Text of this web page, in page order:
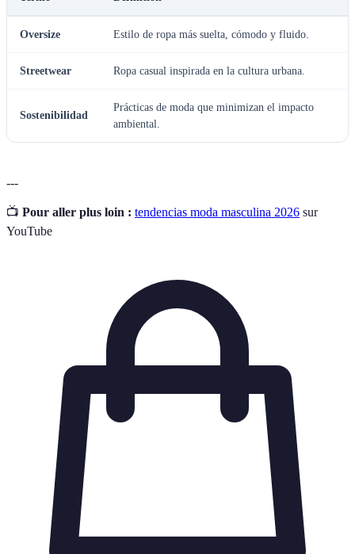
Oversize Estilo de ropa más suelta, cómodo y fluido.
Streetwear Ropa casual inspirada en la cultura urbana.
Sostenibilidad
Prácticas de moda que minimizan el impacto
ambiental.
---
📺 Pour aller plus loin : tendencias moda masculina 2026 sur
YouTube